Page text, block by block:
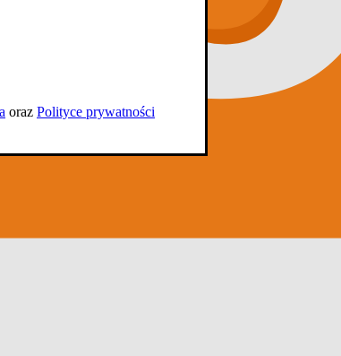
oraz Polityce prywatności